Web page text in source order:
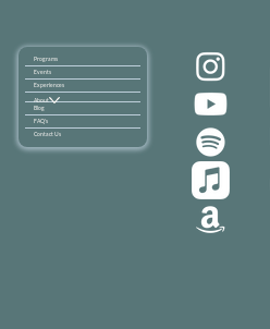
Programs
Events
Experiences
About
Blog
FAQ's
Contact Us